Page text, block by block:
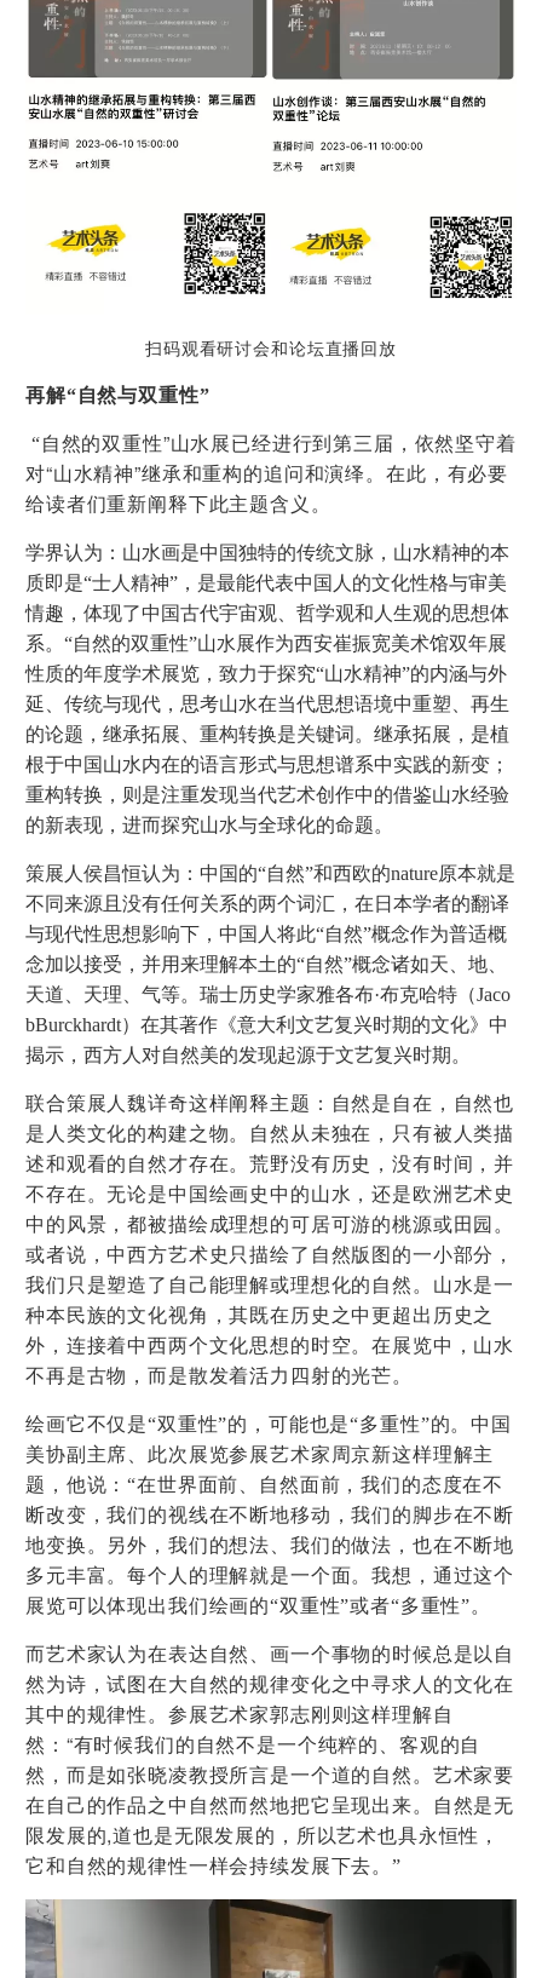
扫码观看研讨会和论坛直播回放
再解“自然与双重性”
“自然的双重性”山水展已经进行到第三届，依然坚守着
对“山水精神”继承和重构的追问和演绎。在此，有必要
给读者们重新阐释下此主题含义。
学界认为：山水画是中国独特的传统文脉，山水精神的本
质即是“士人精神”，是最能代表中国人的文化性格与审美
情趣，体现了中国古代宇宙观、哲学观和人生观的思想体
系。“自然的双重性”山水展作为西安崔振宽美术馆双年展
性质的年度学术展览，致力于探究“山水精神”的内涵与外
延、传统与现代，思考山水在当代思想语境中重塑、再生
的论题，继承拓展、重构转换是关键词。继承拓展，是植
根于中国山水内在的语言形式与思想谱系中实践的新变；
重构转换，则是注重发现当代艺术创作中的借鉴山水经验
的新表现，进而探究山水与全球化的命题。
策展人侯昌恒认为：中国的“自然”和西欧的nature原本就是
不同来源且没有任何关系的两个词汇，在日本学者的翻译
与现代性思想影响下，中国人将此“自然”概念作为普适概
念加以接受，并用来理解本土的“自然”概念诸如天、地、
天道、天理、气等。瑞士历史学家雅各布·布克哈特（Jaco
bBurckhardt）在其著作《意大利文艺复兴时期的文化》中
揭示，西方人对自然美的发现起源于文艺复兴时期。
联合策展人魏详奇这样阐释主题：自然是自在，自然也
是人类文化的构建之物。自然从未独在，只有被人类描
述和观看的自然才存在。荒野没有历史，没有时间，并
不存在。无论是中国绘画史中的山水，还是欧洲艺术史
中的风景，都被描绘成理想的可居可游的桃源或田园。
或者说，中西方艺术史只描绘了自然版图的一小部分，
我们只是塑造了自己能理解或理想化的自然。山水是一
种本民族的文化视角，其既在历史之中更超出历史之
外，连接着中西两个文化思想的时空。在展览中，山水
不再是古物，而是散发着活力四射的光芒。
绘画它不仅 是“双重性”的，可能也是“多重性”的。中国
美协副主席、此次展览参展艺术家周京新这样理解主
题，他说：“在世界面前、自然面前，我们的态度在不
断改变，我们的视线在不断地移动，我们的脚步在不断
地变换。另外，我们的想法、我们的做法，也在不断地
多元丰富。每个人的理解就是一个面。我想，通过这个
展览可以体现出我们绘画的“双重性”或者“多重性”。
而艺术家认为在表达自然、画一个事物的时候总是以自
然为诗，试图在大自然的规律变化之中寻求人的文化在
其中的规律性。参展艺术家郭志刚则这样理解自
然： “有时候我们的自然不是一个纯粹的、客观的自
然，而是如张晓凌教授所言是一个道的自然。艺术家要
在自己的作品之中自然而然地把它呈现出来。自然是无
限发展的,道也是无限发展的，所以艺术也具永恒性，
它和自然的规律性一样会持续发展下去。”